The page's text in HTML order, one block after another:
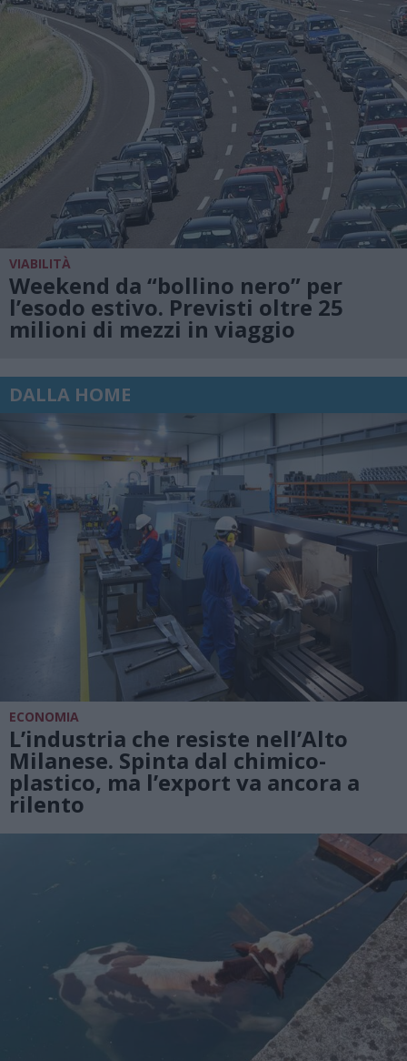
VIABILITÀ
Weekend da “bollino nero” per
l’esodo estivo. Previsti oltre 25
milioni di mezzi in viaggio
DALLA HOME
ECONOMIA
L’industria che resiste nell’Alto
Milanese. Spinta dal chimico-
plastico, ma l’export va ancora a
rilento